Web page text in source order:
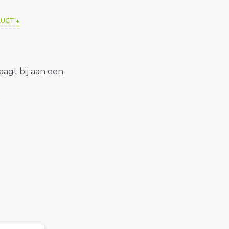
bij aan een